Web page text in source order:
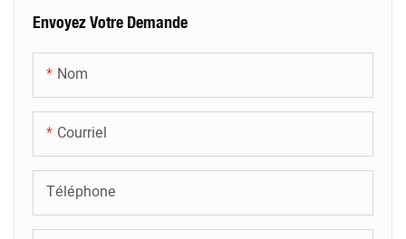
Envoyez Votre Demande
Nom
Courriel
Téléphone